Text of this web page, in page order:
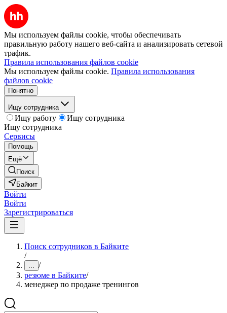
Мы используем файлы cookie, чтобы обеспечивать
правильную работу нашего веб-сайта и анализировать сетевой
трафик.
Правила использования файлов cookie
Мы используем файлы cookie. Правила использования
файлов cookie
Понятно
Ищу сотрудника
Ищу работу
Ищу сотрудника
Ищу сотрудника
Сервисы
Помощь
Ещё
Поиск
Байкит
Войти
Войти
Зарегистрироваться
Поиск сотрудников в Байките
/
... /
резюме в Байките/
менеджер по продаже тренингов